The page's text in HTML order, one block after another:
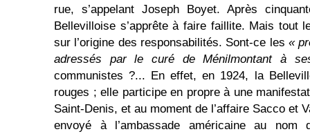
rue, s’appelant Joseph Boyet. Après
Bellevilloise s’apprête à faire faillite. Mais tout
sur l’origine des responsabilités. Sont-ce les «
adressés par le curé de Ménilmontant à
communistes ?... En effet, en 1924, la
rouges ; elle participe en propre à une
Saint-Denis, et au moment de l’affaire Sacco et
envoyé à l’ambassade américaine au